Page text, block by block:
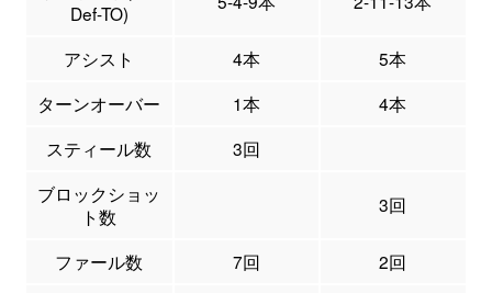
Def-TO)
アシスト 4本
5本
ターンオーバー
1本
4本
スティール数
3回
ブロックショッ
ト数
3回
ファール数 7回
2回